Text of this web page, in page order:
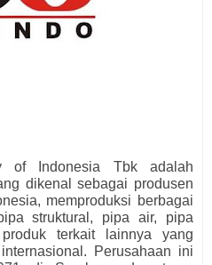
of Indonesia Tbk adalah
dikenal sebagai produsen
memproduksi berbagai
struktural, pipa air, pipa
terkait lainnya yang
Perusahaan ini